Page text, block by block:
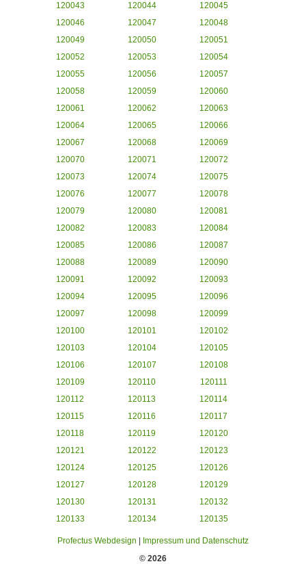
120043
120044
120045
120046
120047
120048
120049
120050
120051
120052
120053
120054
120055
120056
120057
120058
120059
120060
120061
120062
120063
120064
120065
120066
120067
120068
120069
120070
120071
120072
120073
120074
120075
120076
120077
120078
120079
120080
120081
120082
120083
120084
120085
120086
120087
120088
120089
120090
120091
120092
120093
120094
120095
120096
120097
120098
120099
120100
120101
120102
120103
120104
120105
120106
120107
120108
120109
120110
120111
120112
120113
120114
120115
120116
120117
120118
120119
120120
120121
120122
120123
120124
120125
120126
120127
120128
120129
120130
120131
120132
120133
120134 120135
Profectus Webdesign
Impressum und Datenschutz
© 2026